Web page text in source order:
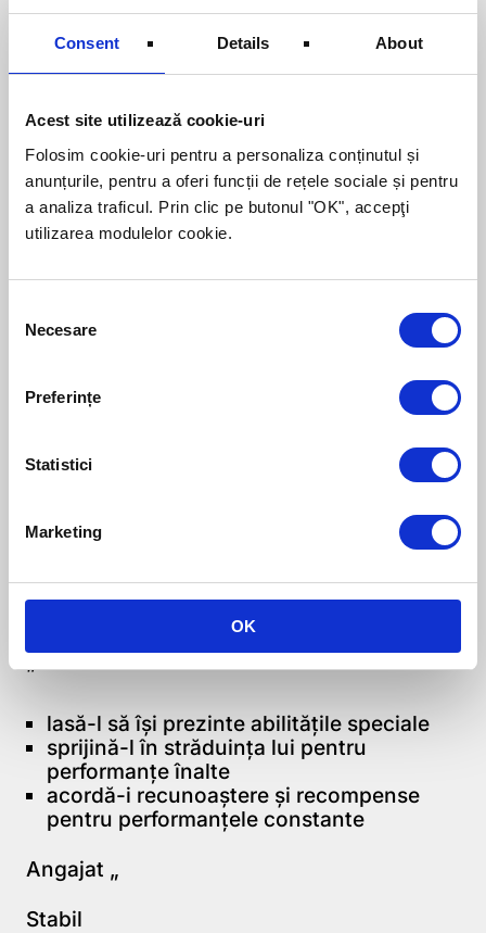
Consent Details About
Acest site utilizează cookie-uri
Folosim cookie-uri pentru a personaliza conținutul și
anunțurile, pentru a oferi funcții de rețele sociale și pentru
a analiza traficul. Prin clic pe butonul "OK", accepţi
utilizarea modulelor cookie.
Selection
Necesare
Preferințe
Statistici
Marketing
OK
Dominant
”
lasă-l să lucreze independent
oferă-i opţiuni pentru atingerea
obiectivelor sale
oferă-i provocări şi prilejuri de a
„învinge“
Angajat ”
Influent
entuziast la ceilalţi
îngăduie să fie văzut şi recunoscut
sarcini
”
lasă-l să îşi prezinte abilităţile speciale
sprijină-l în străduinţa lui pentru
performanţe înalte
acordă-i recunoaştere şi recompense
pentru performanţele constante
Angajat „
Stabil